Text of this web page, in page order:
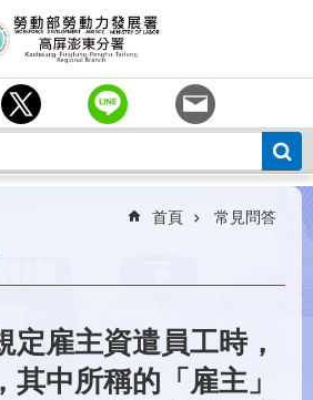
首頁 常見問答
定雇主資遣員工時，
其中所稱的「雇主」